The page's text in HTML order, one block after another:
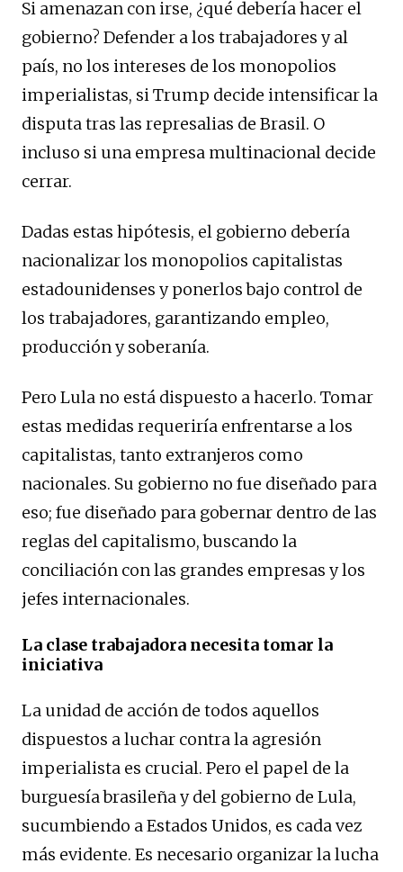
Si amenazan con irse, ¿qué debería hacer el
gobierno? Defender a los trabajadores y al
país, no los intereses de los monopolios
imperialistas, si Trump decide intensificar la
disputa tras las represalias de Brasil. O
incluso si una empresa multinacional decide
cerrar.
Dadas estas hipótesis, el gobierno debería
nacionalizar los monopolios capitalistas
estadounidenses y ponerlos bajo control de
los trabajadores, garantizando empleo,
producción y soberanía.
Pero Lula no está dispuesto a hacerlo. Tomar
estas medidas requeriría enfrentarse a los
capitalistas, tanto extranjeros como
nacionales. Su gobierno no fue diseñado para
eso; fue diseñado para gobernar dentro de las
reglas del capitalismo, buscando la
conciliación con las grandes empresas y los
jefes internacionales.
La clase trabajadora necesita tomar la
iniciativa
La unidad de acción de todos aquellos
dispuestos a luchar contra la agresión
imperialista es crucial. Pero el papel de la
burguesía brasileña y del gobierno de Lula,
sucumbiendo a Estados Unidos, es cada vez
más evidente. Es necesario organizar la lucha